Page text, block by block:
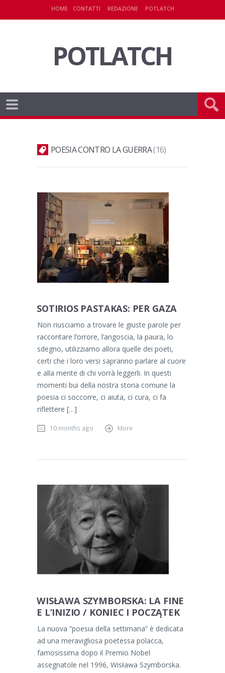
HOME CONTATTI REDAZIONE POTLATCH
POTLATCH
POESIA CONTRO LA GUERRA 16
SOTIRIOS PASTAKAS: PER GAZA
Non riusciamo a trovare le giuste parole per
raccontare l’orrore, l’angoscia, la paura, lo
sdegno, utilizziamo allora quelle dei poeti,
certi che i loro versi sapranno parlare al cuore
e alla mente di chi vorrà leggerli. In questi
momenti bui della nostra storia comune la
poesia ci soccorre, ci aiuta, ci cura, ci fa
riflettere […]
10 months ago More
WISŁAWA SZYMBORSKA: LA FINE
E L’INIZIO / KONIEC I POCZĄTEK
La nuova “poesia della settimana” è dedicata
ad una meravigliosa poetessa polacca,
famosissima dopo il Premio Nobel
assegnatole nel 1996, Wisława Szymborska.